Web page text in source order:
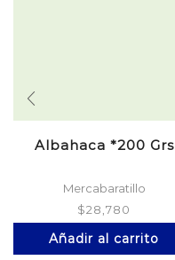
Albahaca *200 Grs
Mercabaratillo
$28,780
Añadir al carrito